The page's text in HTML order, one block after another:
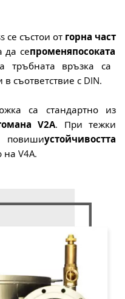
се състои от горна част
да сепроменяпосоката
тръбната връзка са
съответствие с DIN.
са стандартно из
V2A. При тежки
повишиустойчивостта
на V4A.